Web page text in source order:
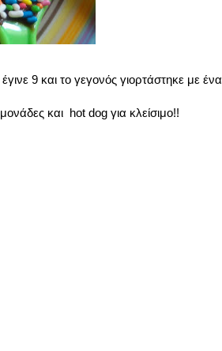
9 και το γεγονός γιορτάστηκε με ένα
και hot dog για κλείσιμο!!